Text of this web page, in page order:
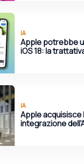
IA
Apple potrebbe
iOS 18: la
IA
Apple acquisisce
integrazione